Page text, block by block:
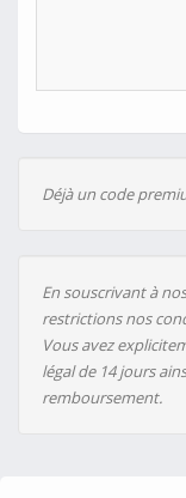
Déjà un code
En souscrivant à
restrictions nos
Vous avez
légal de 14 jours
remboursement.